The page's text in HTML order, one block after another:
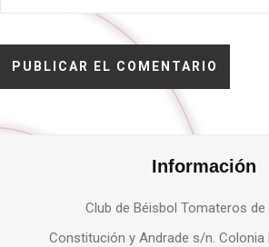
Información
Club de Béisbol Tomateros de
Constitución y Andrade s/n. Colonia